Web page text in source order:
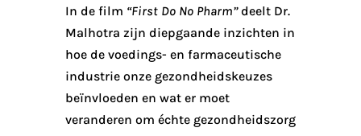
In de film “First Do No Pharm”deelt Dr.
Malhotra zijn diepgaande inzichten in
hoe de voedings- en farmaceutische
industrie onze gezondheidskeuzes
beïnvloeden en wat er moet
veranderen om échte gezondheidszorg